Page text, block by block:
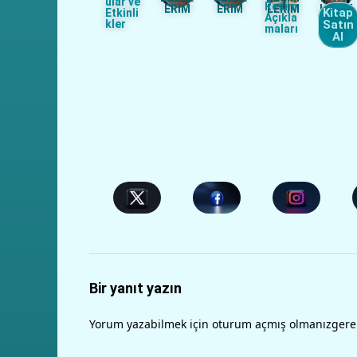
Etkinli
kler
ERİM
ERİM
LERİM
Resim
Açıkla
maları
LARIM
Kitap
Satın
Al
Bir yanıt yazın
Yorum yazabilmek için oturum açmış olmanız